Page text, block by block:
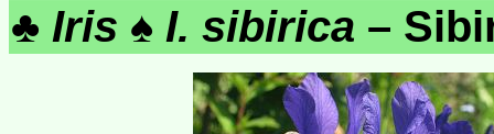
♣ Iris ♠ I. sibirica –